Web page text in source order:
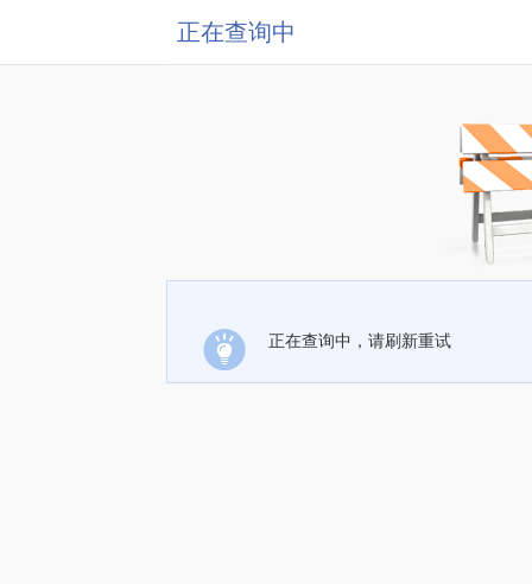
正在查询中
正在查询中，请刷新重试